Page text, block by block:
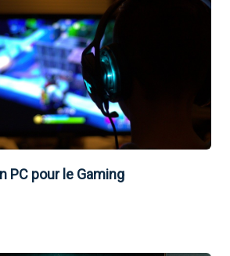
PC pour le Gaming